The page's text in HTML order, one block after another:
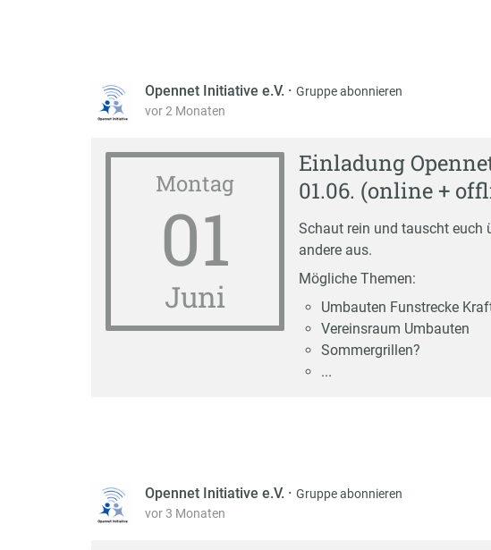
Opennet Initiative e.V. · Gruppe abonnieren
vor 2 Monaten
Montag
01
Juni
Einladung
01.06. (online +
Schaut rein und tauscht euch
andere aus.
Mögliche Themen:
Umbauten Funstrecke
Vereinsraum Umbauten
Sommergrillen?
...
Opennet Initiative e.V. · Gruppe abonnieren
vor 3 Monaten